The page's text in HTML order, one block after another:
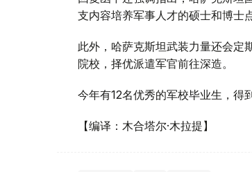
支内容培养军事人才的硕士和博士
此外，哈萨克斯坦武装力量还会定
院校，择优派遣军官前往深造。
今年有12名优秀的军校毕业生，得
【编译：木合塔尔·木拉提】